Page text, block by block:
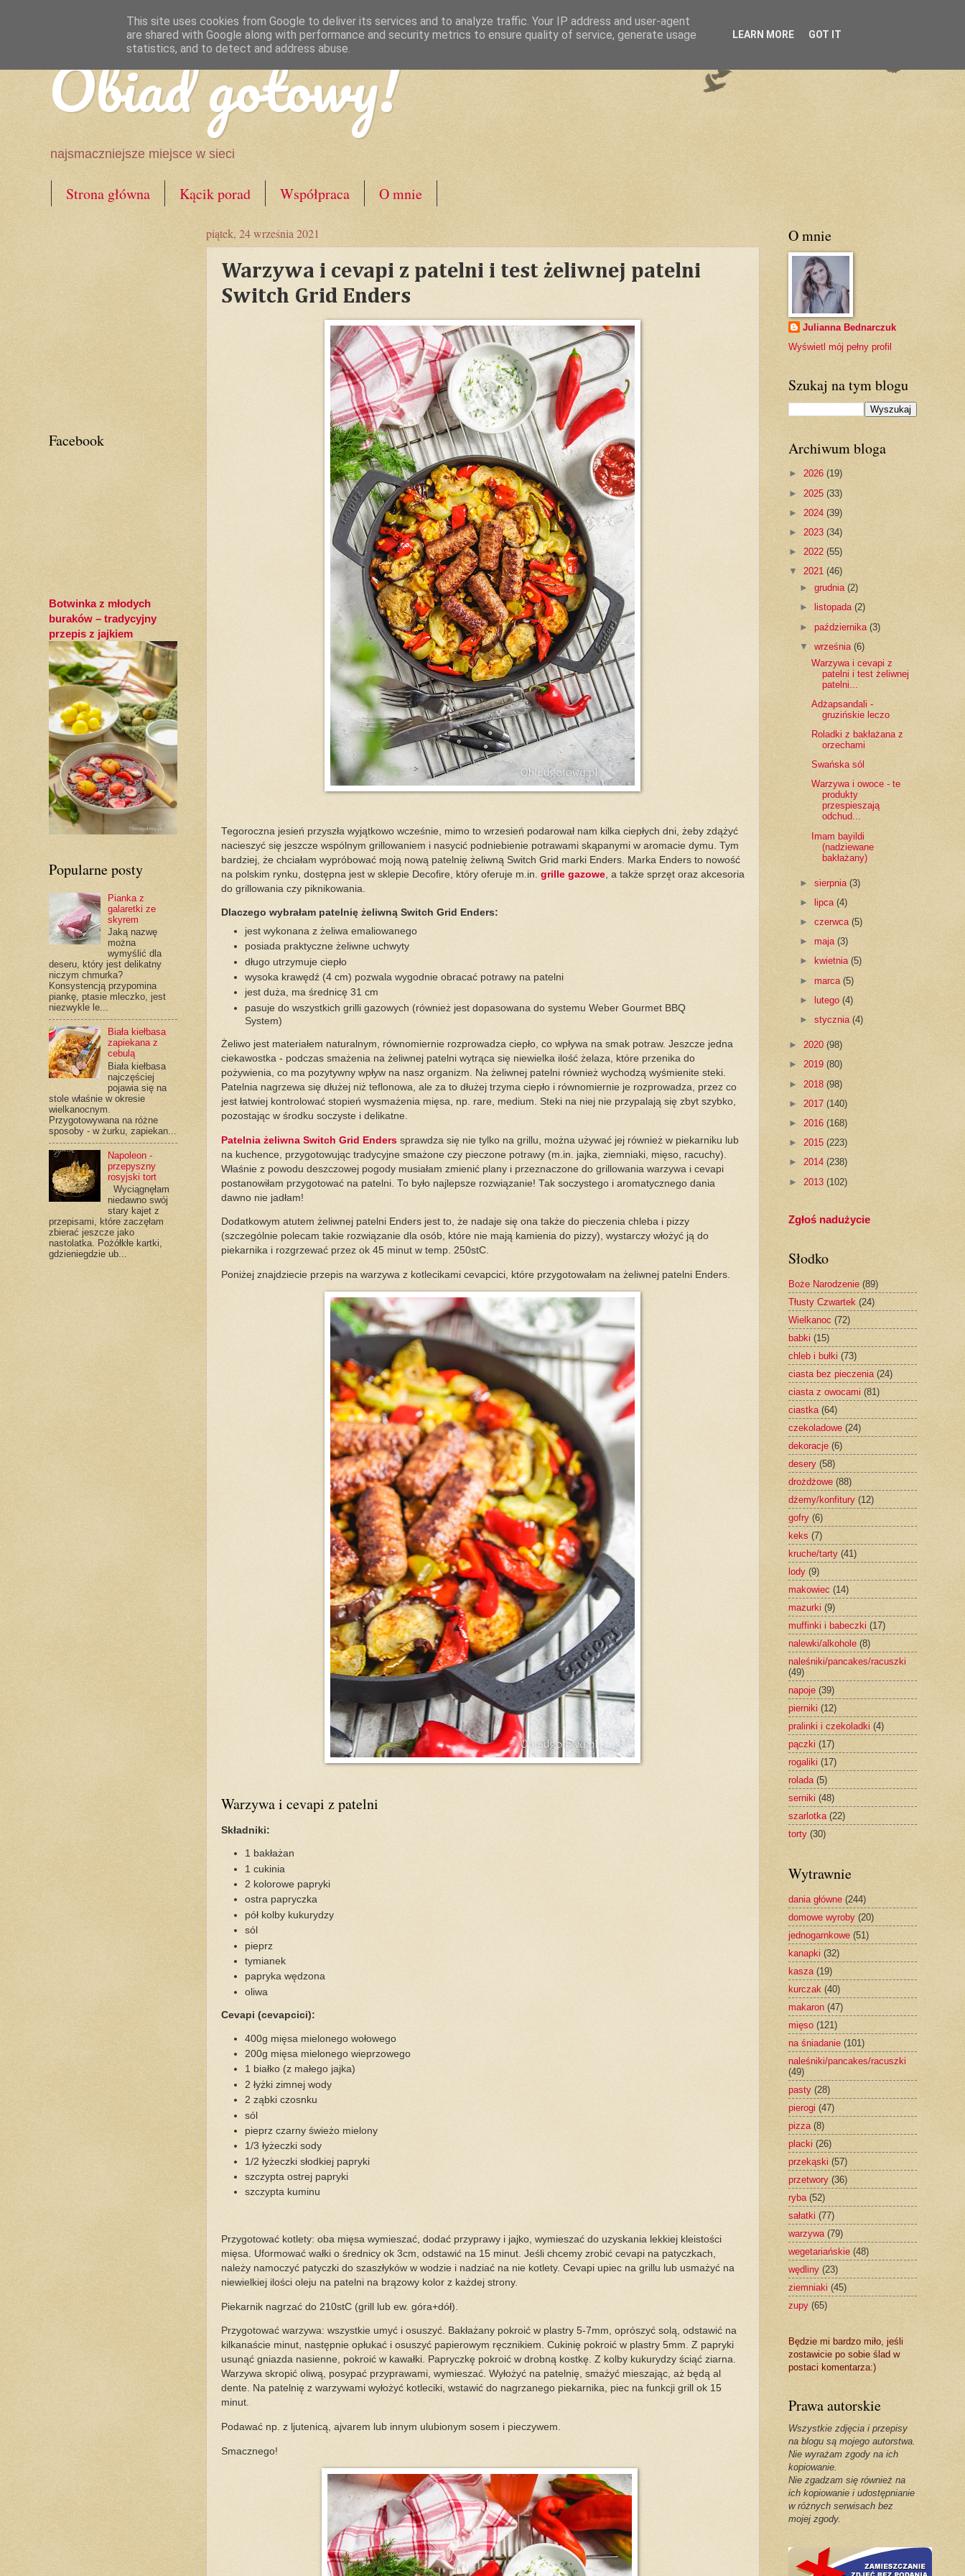
Obiad gotowy!
najsmaczniejsze miejsce w sieci
Strona główna Kącik porad Współpraca O mnie
piątek, 24 września 2021
Warzywa i cevapi z patelni i test żeliwnej patelni
Switch Grid Enders
Tegoroczna jesień przyszła wyjątkowo wcześnie, mimo to wrzesień podarował nam kilka ciepłych dni, żeby zdążyć
nacieszyć się jeszcze wspólnym grillowaniem i nasycić podniebienie potrawami skąpanymi w aromacie dymu. Tym
bardziej, że chciałam wypróbować moją nową patelnię żeliwną Switch Grid marki Enders. Marka Enders to nowość
na polskim rynku, dostępna jest w sklepie Decofire, który oferuje m.in. grille gazowe, a także sprzęt oraz akcesoria
do grillowania czy piknikowania.
Dlaczego wybrałam patelnię żeliwną Switch Grid Enders:
jest wykonana z żeliwa emaliowanego
posiada praktyczne żeliwne uchwyty
długo utrzymuje ciepło
wysoka krawędź (4 cm) pozwala wygodnie obracać potrawy na patelni
jest duża, ma średnicę 31 cm
pasuje do wszystkich grilli gazowych (również jest dopasowana do systemu Weber Gourmet BBQ
System)
Żeliwo jest materiałem naturalnym, równomiernie rozprowadza ciepło, co wpływa na smak potraw. Jeszcze jedna
ciekawostka - podczas smażenia na żeliwnej patelni wytrąca się niewielka ilość żelaza, które przenika do
pożywienia, co ma pozytywny wpływ na nasz organizm. Na żeliwnej patelni również wychodzą wyśmienite steki.
Patelnia nagrzewa się dłużej niż teflonowa, ale za to dłużej trzyma ciepło i równomiernie je rozprowadza, przez co
jest łatwiej kontrolować stopień wysmażenia mięsa, np. rare, medium. Steki na niej nie przypalają się zbyt szybko,
pozostając w środku soczyste i delikatne.
Patelnia żeliwna Switch Grid Enders sprawdza się nie tylko na grillu, można używać jej również w piekarniku lub
na kuchence, przygotowując tradycyjne smażone czy pieczone potrawy (m.in. jajka, ziemniaki, mięso, racuchy).
Właśnie z powodu deszczowej pogody musiałam zmienić plany i przeznaczone do grillowania warzywa i cevapi
postanowiłam przygotować na patelni. To było najlepsze rozwiązanie! Tak soczystego i aromatycznego dania
dawno nie jadłam!
Dodatkowym atutem żeliwnej patelni Enders jest to, że nadaje się ona także do pieczenia chleba i pizzy
(szczególnie polecam takie rozwiązanie dla osób, które nie mają kamienia do pizzy), wystarczy włożyć ją do
piekarnika i rozgrzewać przez ok 45 minut w temp. 250stC.
Poniżej znajdziecie przepis na warzywa z kotlecikami cevapcici, które przygotowałam na żeliwnej patelni Enders.
Warzywa i cevapi z patelni
Składniki:
1 bakłażan
1 cukinia
2 kolorowe papryki
ostra papryczka
pół kolby kukurydzy
sól
pieprz
tymianek
papryka wędzona
oliwa
Cevapi (cevapcici):
400g mięsa mielonego wołowego
200g mięsa mielonego wieprzowego
1 białko (z małego jajka)
2 łyżki zimnej wody
2 ząbki czosnku
sól
pieprz czarny świeżo mielony
1/3 łyżeczki sody
1/2 łyżeczki słodkiej papryki
szczypta ostrej papryki
szczypta kuminu
Przygotować kotlety: oba mięsa wymieszać, dodać przyprawy i jajko, wymieszać do uzyskania lekkiej kleistości
mięsa. Uformować wałki o średnicy ok 3cm, odstawić na 15 minut. Jeśli chcemy zrobić cevapi na patyczkach,
należy namoczyć patyczki do szaszłyków w wodzie i nadziać na nie kotlety. Cevapi upiec na grillu lub usmażyć na
niewielkiej ilości oleju na patelni na brązowy kolor z każdej strony.
Piekarnik nagrzać do 210stC (grill lub ew. góra+dół).
Przygotować warzywa: wszystkie umyć i osuszyć. Bakłażany pokroić w plastry 5-7mm, oprószyć solą, odstawić na
kilkanaście minut, następnie opłukać i osuszyć papierowym ręcznikiem. Cukinię pokroić w plastry 5mm. Z papryki
usunąć gniazda nasienne, pokroić w kawałki. Papryczkę pokroić w drobną kostkę. Z kolby kukurydzy ściąć ziarna.
Warzywa skropić oliwą, posypać przyprawami, wymieszać. Wyłożyć na patelnię, smażyć mieszając, aż będą al
dente. Na patelnię z warzywami wyłożyć kotleciki, wstawić do nagrzanego piekarnika, piec na funkcji grill ok 15
minut.
Podawać np. z ljutenicą, ajvarem lub innym ulubionym sosem i pieczywem.
Smacznego!
Facebook
Botwinka z młodych
buraków – tradycyjny
przepis z jajkiem
Popularne posty
Pianka z
galaretki ze
skyrem
Jaką nazwę
można
wymyślić dla
deseru, który jest delikatny
niczym chmurka?
Konsystencją przypomina
piankę, ptasie mleczko, jest
niezwykle le...
Biała kiełbasa
zapiekana z
cebulą
Biała kiełbasa
najczęściej
pojawia się na
stole właśnie w okresie
wielkanocnym.
Przygotowywana na różne
sposoby - w żurku, zapiekan...
Napoleon -
przepyszny
rosyjski tort
Wyciągnęłam
niedawno swój
stary kajet z
przepisami, które zaczęłam
zbierać jeszcze jako
nastolatka. Pożółkłe kartki,
gdzieniegdzie ub...
O mnie
Julianna Bednarczuk
Wyświetl mój pełny profil
Szukaj na tym blogu
Archiwum bloga
► 2026 (19)
► 2025 (33)
► 2024 (39)
► 2023 (34)
► 2022 (55)
▼ 2021 (46)
► grudnia (2)
►
listopada (2)
► października (3)
▼ września (6)
Warzywa i cevapi z
patelni i test żeliwnej
patelni...
Adżapsandali -
gruzińskie leczo
Roladki z bakłażana z
orzechami
Swańska sól
Warzywa i owoce - te
produkty
przespieszają
odchud...
Imam bayildi
(nadziewane
bakłażany)
► sierpnia (3)
►
lipca (4)
► czerwca (5)
► maja (3)
►
kwietnia (5)
► marca (5)
►
lutego (4)
► stycznia (4)
► 2020 (98)
► 2019 (80)
► 2018 (98)
► 2017 (140)
► 2016 (168)
► 2015 (223)
► 2014 (238)
► 2013 (102)
Zgłoś nadużycie
Słodko
Boże Narodzenie (89)
Tłusty Czwartek (24)
Wielkanoc (72)
babki (15)
chleb i bułki (73)
ciasta bez pieczenia (24)
ciasta z owocami (81)
ciastka (64)
czekoladowe (24)
dekoracje (6)
desery (58)
drożdżowe (88)
dżemy/konfitury (12)
gofry (6)
keks (7)
kruche/tarty (41)
lody (9)
makowiec (14)
mazurki (9)
muffinki i babeczki (17)
nalewki/alkohole (8)
naleśniki/pancakes/racuszki
(49)
napoje (39)
pierniki (12)
pralinki i czekoladki (4)
pączki (17)
rogaliki (17)
rolada (5)
serniki (48)
szarlotka (22)
torty (30)
Wytrawnie
dania główne (244)
domowe wyroby (20)
jednogarnkowe (51)
kanapki (32)
kasza (19)
kurczak (40)
makaron (47)
mięso (121)
na śniadanie (101)
naleśniki/pancakes/racuszki
(49)
pasty (28)
pierogi (47)
pizza (8)
placki (26)
przekąski (57)
przetwory (36)
ryba (52)
sałatki (77)
warzywa (79)
wegetariańskie (48)
wędliny (23)
ziemniaki (45)
zupy (65)
Będzie mi bardzo miło, jeśli
zostawicie po sobie ślad w
postaci komentarza:)
Prawa autorskie
Wszystkie zdjęcia i przepisy
na blogu są mojego autorstwa.
Nie wyrażam zgody na ich
kopiowanie.
Nie zgadzam się również na
ich kopiowanie i udostępnianie
w różnych serwisach bez
mojej zgody.
This site uses cookies from Google to deliver its services and to analyze traffic. Your IP address and user-agent
are shared with Google along with performance and security metrics to ensure quality of service, generate usage
statistics, and to detect and address abuse.
LEARN MORE GOT IT